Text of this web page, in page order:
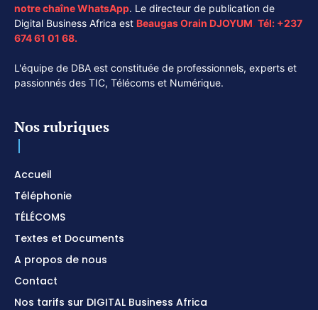
notre chaîneWhatsApp. Le directeur de publication de
Digital Business Africa est Beaugas Orain DJOYUM. Tél: +237
674 61 01 68.
L'équipe de DBA est constituée de professionnels, experts et
passionnés des TIC, Télécoms et Numérique.
Nos rubriques
Accueil
Téléphonie
TÉLÉCOMS
Textes et Documents
A propos de nous
Contact
Nos tarifs sur DIGITAL Business Africa